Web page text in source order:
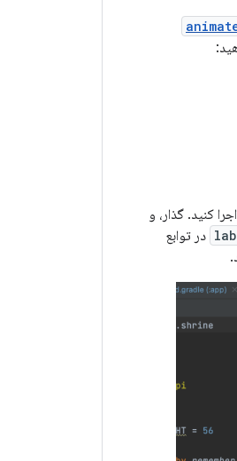
کنید. گذار، و
در توابع